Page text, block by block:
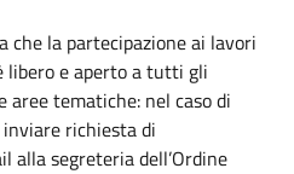
che la partecipazione ai lavori
libero e aperto a tutti gli
tematiche: nel caso di
richiesta di
alla segreteria dell’Ordine